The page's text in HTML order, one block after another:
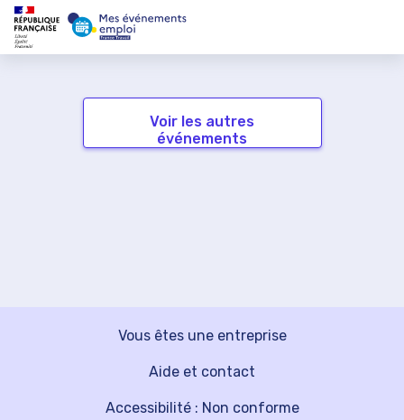
Voir les autres
événements
Vous êtes une entreprise
Aide et contact
Accessibilité : Non conforme